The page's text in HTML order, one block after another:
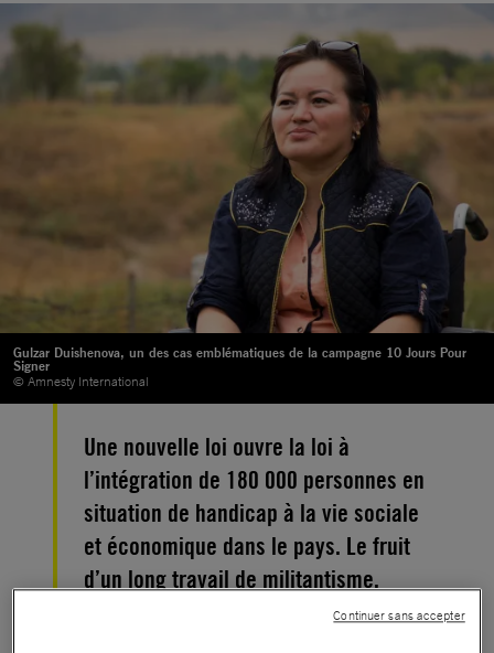
Gulzar Duishenova, un des cas emblématiques de la campagne 10 Jours Pour
Signer
© Amnesty International
Une nouvelle loi ouvre la loi à
l’intégration de 180 000 personnes en
situation de handicap à la vie sociale
et économique dans le pays. Le fruit
d’un long travail de militantisme.
Continuer sans accepter